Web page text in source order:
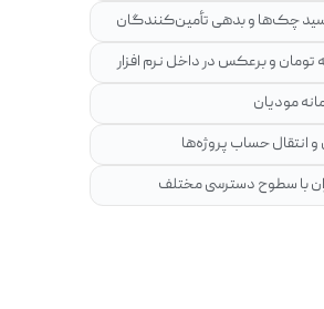
چک‌ها و بدهی تأمین‌کنندگان
تومان و برعکس در داخل نرم افزار
مودیان
انتقال حساب پروژه‌ها
با سطوح دسترسی مختلف